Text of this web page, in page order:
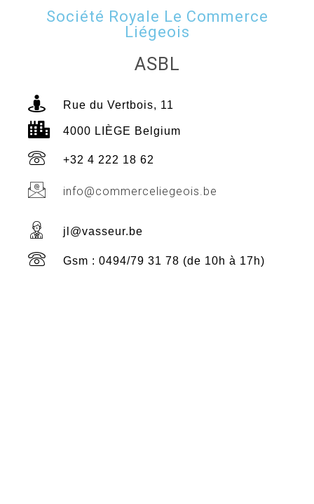
Société Royale Le Commerce
Liégeois
ASBL
Rue du Vertbois, 11
4000 LIÈGE Belgium
+32 4 222 18 62
info@commerceliegeois.be
jl@vasseur.be
Gsm : 0494/79 31 78 (de 10h à 17h)